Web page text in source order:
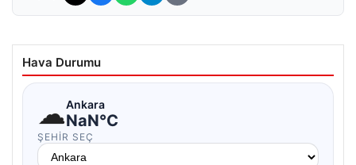
Hava Durumu
☁Ankara
NaN°C
ŞEHIR SEÇ